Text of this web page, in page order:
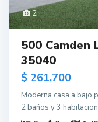
2
500 Camden
35040
$ 261,700
Moderna casa a bajo
2 baños y 3